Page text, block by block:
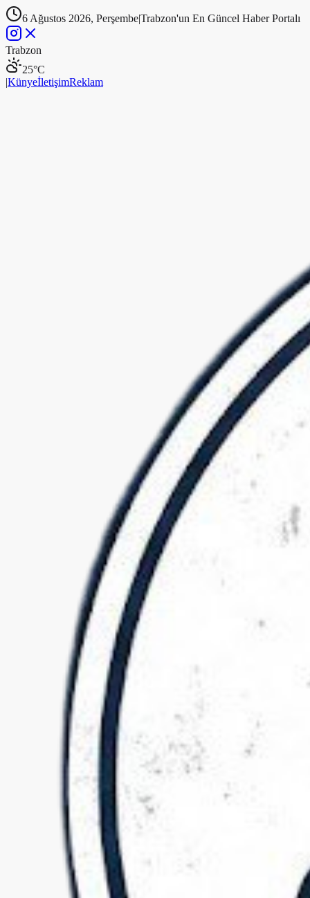
6 Ağustos 2026, Perşembe|Trabzon'un En Güncel Haber Portalı
Trabzon
25°C
|KünyeİletişimReklam